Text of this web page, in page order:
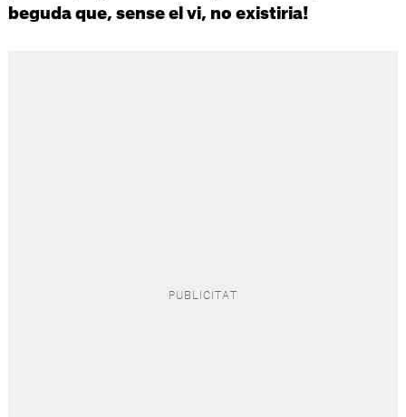
beguda que, sense el vi, no existiria!